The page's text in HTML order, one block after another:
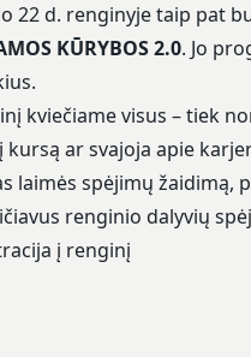
22 d. renginyje taip pat
KŪRYBOS 2.0. Jo
kviečiame visus – tiek
kursą ar svajoja apie
laimės spėjimų
renginio dalyvių
į renginį